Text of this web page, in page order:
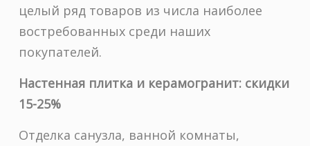
целый ряд товаров из числа наиболее
востребованных среди наших
покупателей.
Настенная плитка и керамогранит: скидки
15-25%
Отделка санузла, ванной комнаты,